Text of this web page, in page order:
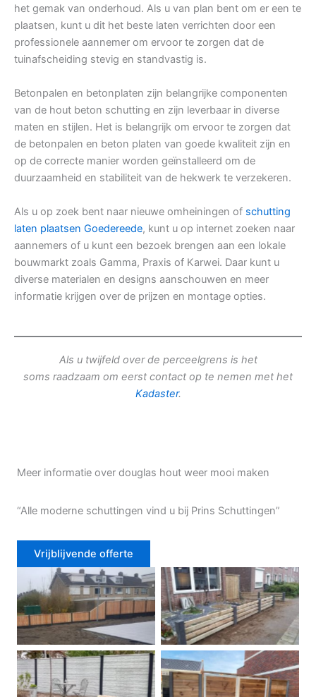
het gemak van onderhoud. Als u van plan bent om er een te
plaatsen, kunt u dit het beste laten verrichten door een
professionele aannemer om ervoor te zorgen dat de
tuinafscheiding stevig en standvastig is.
Betonpalen en betonplaten zijn belangrijke componenten
van de hout beton schutting en zijn leverbaar in diverse
maten en stijlen. Het is belangrijk om ervoor te zorgen dat
de betonpalen en beton platen van goede kwaliteit zijn en
op de correcte manier worden geïnstalleerd om de
duurzaamheid en stabiliteit van de hekwerk te verzekeren.
Als u op zoek bent naar nieuwe omheiningen of schutting
laten plaatsen Goedereede, kunt u op internet zoeken naar
aannemers of u kunt een bezoek brengen aan een lokale
bouwmarkt zoals Gamma, Praxis of Karwei. Daar kunt u
diverse materialen en designs aanschouwen en meer
informatie krijgen over de prijzen en montage opties.
Als u twijfeld over de perceelgrens is het
soms raadzaam om eerst contact op te nemen met het
Kadaster.
Meer informatie over douglas hout weer mooi maken
“Alle moderne schuttingen vind u bij Prins Schuttingen”
Vrijblijvende offerte
Douglas schutting Tuinhek voortuin
Betonschutting